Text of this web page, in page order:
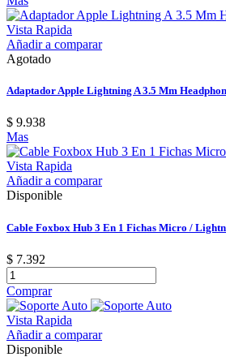
Vista Rapida
Añadir a comparar
Agotado
Adaptador Apple Lightning A 3.5 Mm
$ 9.938
Mas
Vista Rapida
Añadir a comparar
Disponible
Cable Foxbox Hub 3 En 1 Fichas Micro /
$ 7.392
Comprar
Vista Rapida
Añadir a comparar
Disponible